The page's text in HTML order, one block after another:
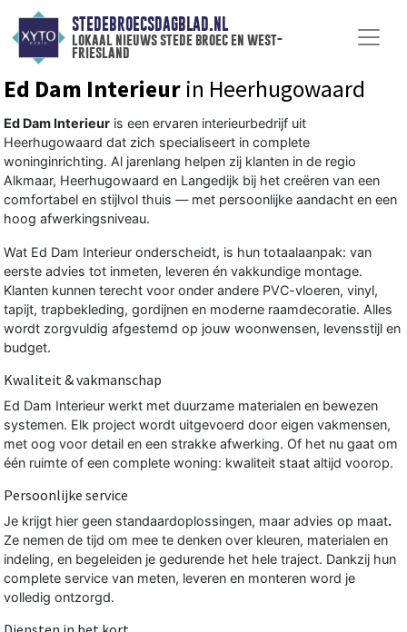
STEDEBROECSDAGBLAD.NL
lokaal nieuws stede broec en west-
friesland
Ed Dam Interieur in Heerhugowaard
Ed Dam Interieur is een ervaren interieurbedrijf uit
Heerhugowaard dat zich specialiseert in complete
woninginrichting. Al jarenlang helpen zij klanten in de regio
Alkmaar, Heerhugowaard en Langedijk bij het creëren van een
comfortabel en stijlvol thuis — met persoonlijke aandacht en een
hoog afwerkingsniveau.
Wat Ed Dam Interieur onderscheidt, is hun totaalaanpak: van
eerste advies tot inmeten, leveren én vakkundige montage.
Klanten kunnen terecht voor onder andere PVC-vloeren, vinyl,
tapijt, trapbekleding, gordijnen en moderne raamdecoratie. Alles
wordt zorgvuldig afgestemd op jouw woonwensen, levensstijl en
budget.
Kwaliteit & vakmanschap
Ed Dam Interieur werkt met duurzame materialen en bewezen
systemen. Elk project wordt uitgevoerd door eigen vakmensen,
met oog voor detail en een strakke afwerking. Of het nu gaat om
één ruimte of een complete woning: kwaliteit staat altijd voorop.
Persoonlijke service
Je krijgt hier geen standaardoplossingen, maar advies op maat.
Ze nemen de tijd om mee te denken over kleuren, materialen en
indeling, en begeleiden je gedurende het hele traject. Dankzij hun
complete service van meten, leveren en monteren word je
volledig ontzorgd.